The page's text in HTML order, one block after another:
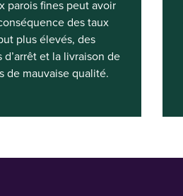
parois fines peut avoir
des taux
plus élevés, des
d’arrêt et la livraison de
de mauvaise qualité.